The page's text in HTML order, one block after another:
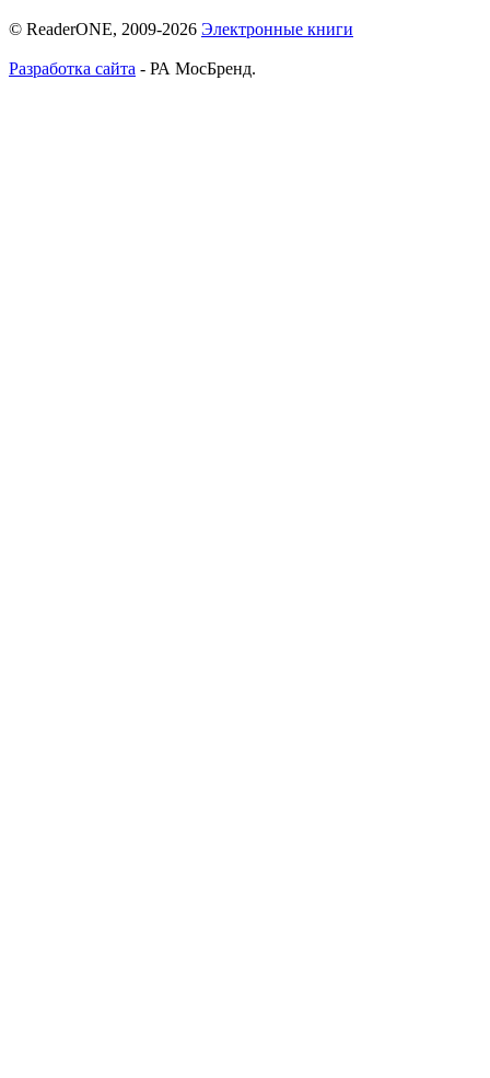
© ReaderONE, 2009-2026 Электронные книги
Разработка сайта - РА МосБренд.